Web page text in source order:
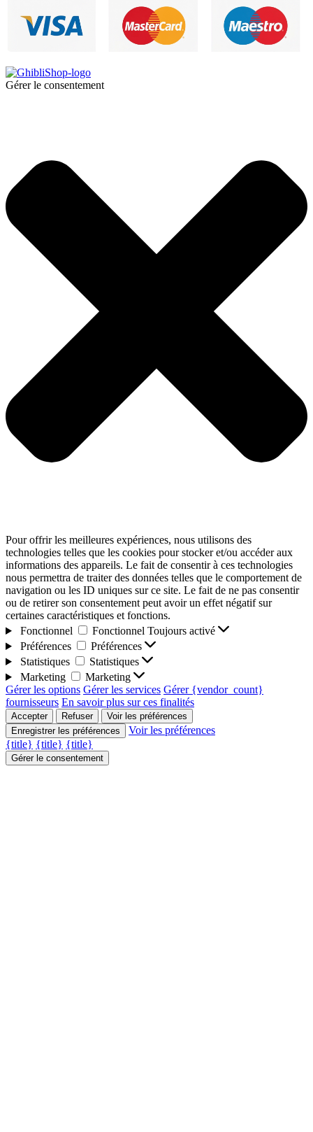
Gérer le consentement
Pour offrir les meilleures expériences, nous utilisons des
technologies telles que les cookies pour stocker et/ou accéder aux
informations des appareils. Le fait de consentir à ces technologies
nous permettra de traiter des données telles que le comportement de
navigation ou les ID uniques sur ce site. Le fait de ne pas consentir
ou de retirer son consentement peut avoir un effet négatif sur
certaines caractéristiques et fonctions.
Fonctionnel
Fonctionnel Toujours activé
Préférences
Préférences
Statistiques
Statistiques
Marketing
Marketing
Gérer les options Gérer les services Gérer {vendor_count}
fournisseurs En savoir plus sur ces finalités
Accepter Refuser
Voir les préférences
Enregistrer les préférences
Voir les préférences
{title} {title} {title}
Gérer le consentement